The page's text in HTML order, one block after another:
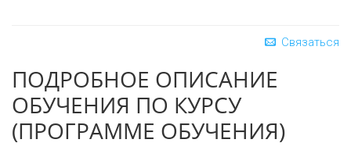
Связаться
ПОДРОБНОЕ ОПИСАНИЕ
ОБУЧЕНИЯ ПО КУРСУ
(ПРОГРАММЕ ОБУЧЕНИЯ)